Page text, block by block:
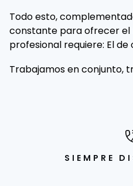
Todo esto,
constante para ofrecer el
profesional requiere: El
Trabajamos en conjunto,
SIEMPRE